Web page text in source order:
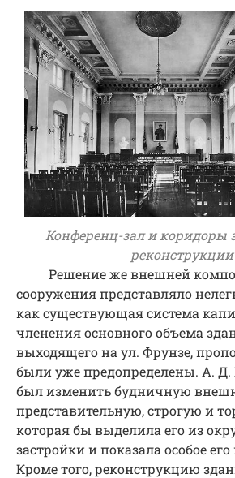
Конференц-зал и коридоры
реконструкции
Решение же внешней
сооружения представляло
как существующая система
членения основного объема
выходящего на ул. Фрунзе,
были уже предопределены. А.
был изменить будничную
представительную, строгую и
которая бы выделила его из
застройки и показала особое
Кроме того, реконструкцию